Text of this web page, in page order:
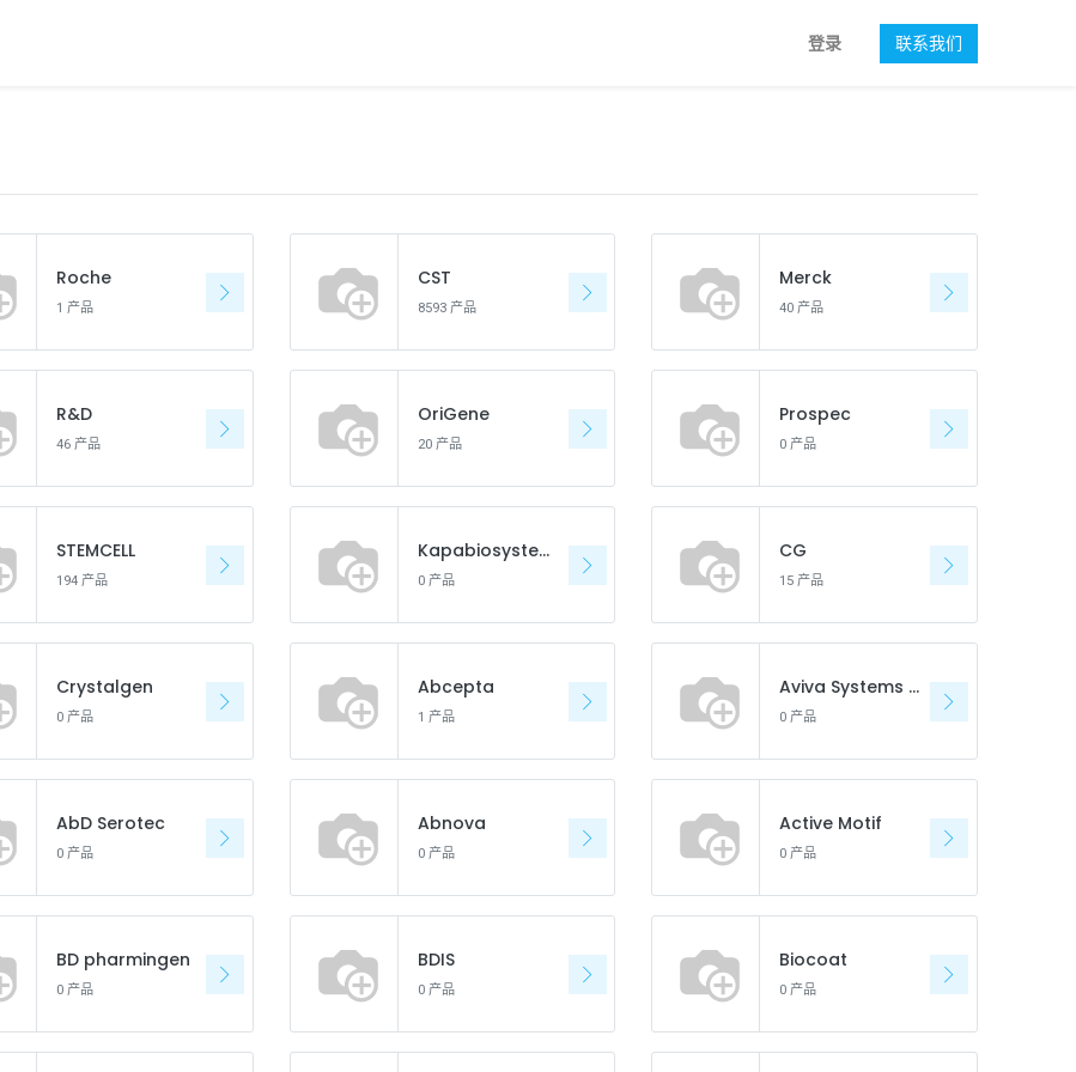
登录 联系我们
Roche
1 产品
CST
8593 产品
Merck
40 产品
R&D
46 产品
OriGene
20 产品
Prospec
0 产品
STEMCELL
194 产品
Kapabiosystems
0 产品
CG
15 产品
Crystalgen
0 产品
Abcepta
1 产品
Aviva Systems Biology
0 产品
AbD Serotec
0 产品
Abnova
0 产品
Active Motif
0 产品
BD pharmingen
0 产品
BDIS
0 产品
Biocoat
0 产品